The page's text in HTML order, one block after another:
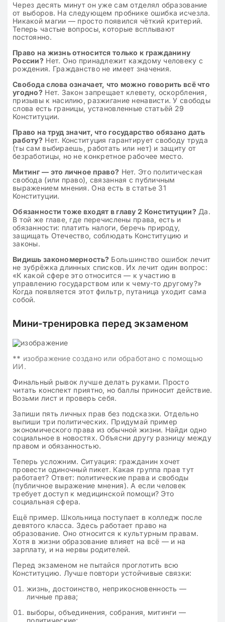
Через десять минут он уже сам отделял образование
от выборов. На следующем пробнике ошибка исчезла.
Никакой магии — просто появился чёткий критерий.
Теперь частые вопросы, которые всплывают
постоянно.
Право на жизнь относится только к гражданину
России? Нет. Оно принадлежит каждому человеку с
рождения. Гражданство не имеет значения.
Свобода слова означает, что можно говорить всё что
угодно? Нет. Закон запрещает клевету, оскорбления,
призывы к насилию, разжигание ненависти. У свободы
слова есть границы, установленные статьёй 29
Конституции.
Право на труд значит, что государство обязано дать
работу? Нет. Конституция гарантирует свободу труда
(ты сам выбираешь, работать или нет) и защиту от
безработицы, но не конкретное рабочее место.
Митинг — это личное право? Нет. Это политическая
свобода (или право), связанная с публичным
выражением мнения. Она есть в статье 31
Конституции.
Обязанности тоже входят в главу 2 Конституции? Да.
В той же главе, где перечислены права, есть и
обязанности: платить налоги, беречь природу,
защищать Отечество, соблюдать Конституцию и
законы.
Видишь закономерность? Большинство ошибок лечит
не зубрёжка длинных списков. Их лечит один вопрос:
«К какой сфере это относится — к участию в
управлению государством или к чему-то другому?»
Когда появляется этот фильтр, путаница уходит сама
собой.
Мини-тренировка перед экзаменом
** изображение создано или обработано с помощью
ИИ.
Финальный рывок лучше делать руками. Просто
читать конспект приятно, но баллы приносит действие.
Возьми лист и проверь себя.
Запиши пять личных прав без подсказки. Отдельно
выпиши три политических. Придумай пример
экономического права из обычной жизни. Найди одно
социальное в новостях. Объясни другу разницу между
правом и обязанностью.
Теперь усложним. Ситуация: гражданин хочет
провести одиночный пикет. Какая группа прав тут
работает? Ответ: политические права и свободы
(публичное выражение мнения). А если человек
требует доступ к медицинской помощи? Это
социальная сфера.
Ещё пример. Школьница поступает в колледж после
девятого класса. Здесь работает право на
образование. Оно относится к культурным правам.
Хотя в жизни образование влияет на всё — и на
зарплату, и на нервы родителей.
Перед экзаменом не пытайся проглотить всю
Конституцию. Лучше повтори устойчивые связки:
жизнь, достоинство, неприкосновенность —
личные права;
выборы, объединения, собрания, митинги —
политические;